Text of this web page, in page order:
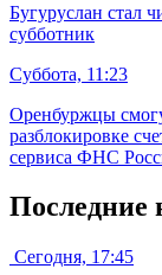
Бугуруслан стал
субботник
Суббота, 11:23
Оренбуржцы
разблокировке
сервиса ФНС
Последние
Сегодня, 17:45